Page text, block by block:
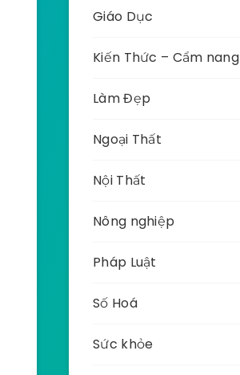
Giáo Dục
Kiến Thức – Cẩm nang
Làm Đẹp
Ngoại Thất
Nội Thất
Nông nghiệp
Pháp Luật
Số Hoá
Sức khỏe